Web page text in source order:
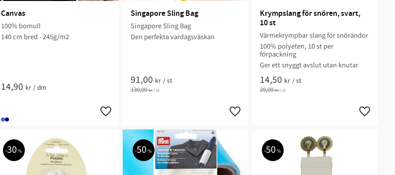
Canvas
100% bomull
140 cm bred - 245g/m2
14,90 kr /dm
Singapore Sling Bag
Singapore Sling Bag
Den perfekta vardagsväskan
91,00 kr /st
130,00 kr /st
Krympslang för snören, svart,
10 st
Värmekrympbar slang för snörändor
100% polyeten, 10 st per
förpackning
Ger ett snyggt avslut utan knutar
14,50 kr /st
29,00 kr /st
30 % 50 % 50 %